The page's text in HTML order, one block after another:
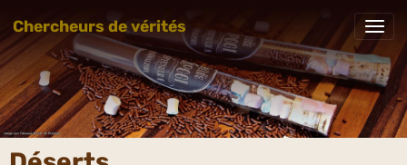
Chercheurs de vérités